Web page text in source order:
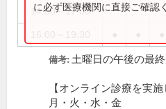
14:00～17:00
に必ず医療機関に直接ご確認
備考: 土曜日の午後の最
【オンライン診療を実施
月・火・水・金